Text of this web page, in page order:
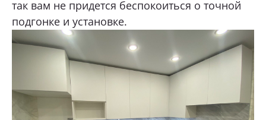
так вам не придется беспокоиться о точной
подгонке и установке.